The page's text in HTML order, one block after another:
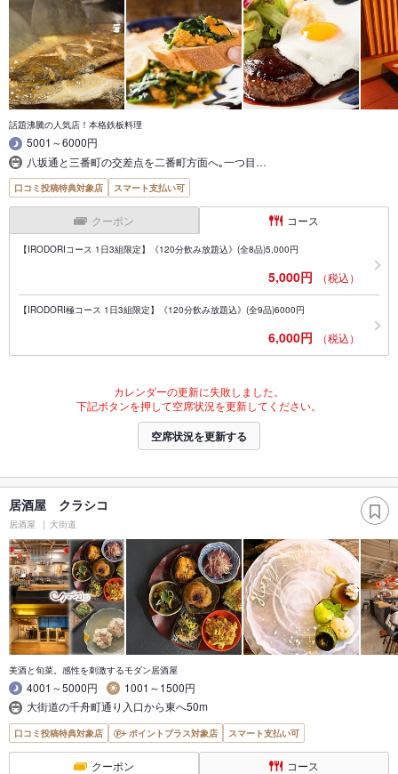
話題沸騰の人気店！本格鉄板料理
5001～6000円
八坂通と三番町の交差点を二番町方面へ｡一つ目…
口コミ投稿特典対象店 スマート支払い可
クーポン コース
【IRODORIコース 1日3組限定】《120分飲み放題込》(全8品)5,000円
5,000円 （税込）
【IRODORI極コース 1日3組限定】《120分飲み放題込》(全9品)6000円
6,000円 （税込）
カレンダーの更新に失敗しました。
下記ボタンを押して空席状況を更新してください。
空席状況を更新する
居酒屋 クラシコ
居酒屋 大街道
美酒と旬菜。感性を刺激するモダン居酒屋
4001～5000円
1001～1500円
大街道の千舟町通り入口から東へ50m
口コミ投稿特典対象店 ポイントプラス対象店 スマート支払い可
クーポン コース